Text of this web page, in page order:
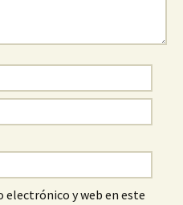
electrónico y web en este